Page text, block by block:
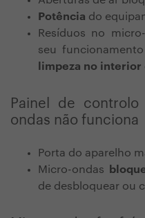
Potência do
Resíduos no
seu
limpeza no interior
Painel de
ondas não funciona
Porta do aparelho
Micro-ondas
de desbloquear ou